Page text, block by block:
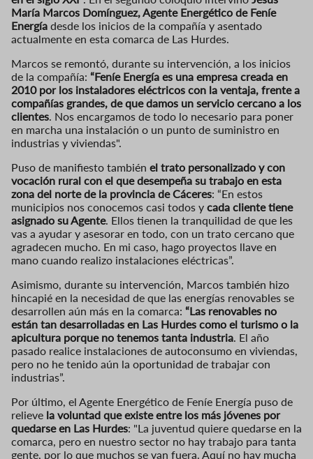
María Marcos Domínguez, Agente Energético de Feníe
Energía desde los inicios de la compañía y asentado
actualmente en esta comarca de Las Hurdes.
Marcos se remontó, durante su intervención, a los inicios
de la compañía: “Feníe Energía es una empresa creada en
2010 por los instaladores eléctricos con la ventaja, frente a
compañías grandes, de que damos un servicio cercano a los
clientes . Nos encargamos de todo lo necesario para poner
en marcha una instalación o un punto de suministro en
industrias y viviendas".
Puso de manifiesto también el trato personalizado y con
vocación rural con el que desempeña su trabajo en esta
zona del norte de la provincia de Cáceres: “En estos
municipios nos conocemos casi todos y cada cliente tiene
asignado su Agente. Ellos tienen la tranquilidad de que les
vas a ayudar y asesorar en todo, con un trato cercano que
agradecen mucho. En mi caso, hago proyectos llave en
mano cuando realizo instalaciones eléctricas”.
Asimismo, durante su intervención, Marcos también hizo
hincapié en la necesidad de que las energías renovables se
desarrollen aún más en la comarca: “Las renovables no
están tan desarrolladas en Las Hurdes como el turismo o la
apicultura porque no tenemos tanta industria . El año
pasado realice instalaciones de autoconsumo en viviendas,
pero no he tenido aún la oportunidad de trabajar con
industrias”.
Por último, el Agente Energético de Feníe Energía puso de
relieve la voluntad que existe entre los más jóvenes por
quedarse en Las Hurdes: "La juventud quiere quedarse en la
comarca, pero en nuestro sector no hay trabajo para tanta
gente, por lo que muchos se van fuera. Aquí no hay mucha